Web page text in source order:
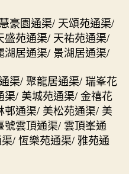
豪園通渠/ 天頌苑通渠/
苑通渠/ 天祐苑通渠/
居通渠/ 景湖居通渠/
渠/ 聚龍居通渠/ 瑞峯花
/ 美城苑通渠/ 金禧花
通渠/ 美松苑通渠/ 美
雲頂通渠/ 雲頂峯通
/ 恆樂苑通渠/ 雅苑通